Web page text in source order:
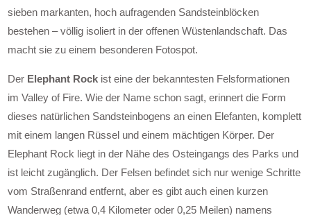
sieben markanten, hoch aufragenden Sandsteinblöcken
bestehen – völlig isoliert in der offenen Wüstenlandschaft. Das
macht sie zu einem besonderen Fotospot.
Der Elephant Rock ist eine der bekanntesten Felsformationen
im Valley of Fire. Wie der Name schon sagt, erinnert die Form
dieses natürlichen Sandsteinbogens an einen Elefanten, komplett
mit einem langen Rüssel und einem mächtigen Körper. Der
Elephant Rock liegt in der Nähe des Osteingangs des Parks und
ist leicht zugänglich. Der Felsen befindet sich nur wenige Schritte
vom Straßenrand entfernt, aber es gibt auch einen kurzen
Wanderweg (etwa 0,4 Kilometer oder 0,25 Meilen) namens